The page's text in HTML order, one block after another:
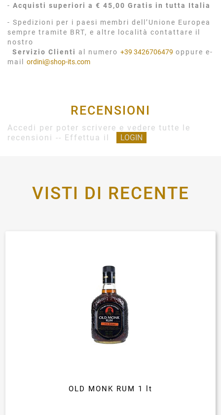
- Acquisti superiori a € 45,00 Gratis in tutta Italia
- Spedizioni per i paesi membri dell’Unione Europea
sempre tramite BRT, e altre località contattare il
nostro
Servizio Clienti al numero +39 3426706479 oppure e-
mail ordini@shop-its.com
RECENSIONI
Accedi per poter scrivere e vedere tutte le
recensioni -- Effettua il
LOGIN
VISTI DI RECENTE
OLD MONK RUM 1 lt